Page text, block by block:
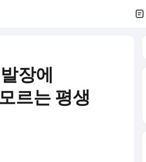
장에
르는 평생